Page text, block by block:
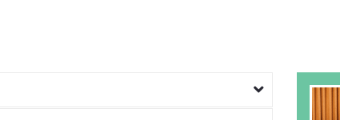
Grazie alla sua eccellente posizione vicino
tranquilla oppure come immobile attraente per